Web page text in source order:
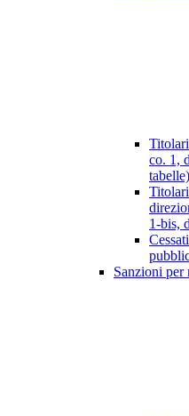
co. 1,
tabelle)
1-bis,
Sanzioni per